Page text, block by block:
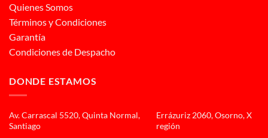
Quienes Somos
Términos y Condiciones
Garantía
Condiciones de Despacho
DONDE ESTAMOS
Av. Carrascal 5520, Quinta Normal,
Santiago
Errázuriz 2060, Osorno, X
región